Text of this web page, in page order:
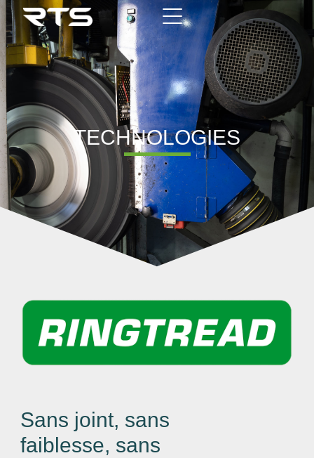
TECHNOLOGIES
Sans joint, sans
faiblesse, sans